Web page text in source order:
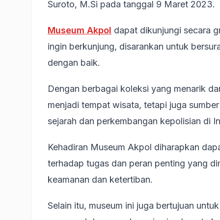
Suroto, M.Si pada tanggal 9 Maret 2023.
Museum Akpol dapat dikunjungi secara
ingin berkunjung, disarankan untuk
dengan baik.
Dengan berbagai koleksi yang menarik
menjadi tempat wisata, tetapi juga
sejarah dan perkembangan kepolisian di
Kehadiran Museum Akpol diharapkan
terhadap tugas dan peran penting yang
keamanan dan ketertiban.
Selain itu, museum ini juga bertujuan